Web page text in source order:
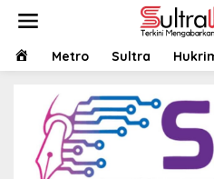
HOMEMetro Sultra